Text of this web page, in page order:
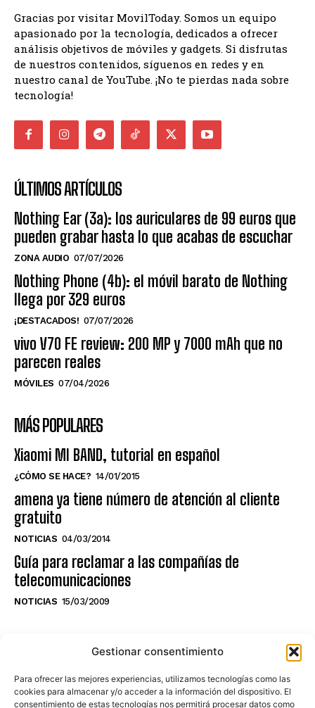
Gestionar consentimiento
Para ofrecer las mejores experiencias, utilizamos tecnologías como las
cookies para almacenar y/o acceder a la información del dispositivo. El
consentimiento de estas tecnologías nos permitirá procesar datos como
Gracias por visitar MovilToday. Somos un equipo
apasionado por la tecnología, dedicados a ofrecer
análisis objetivos de móviles y gadgets. Si disfrutas
de nuestros contenidos, síguenos en redes y en
nuestro canal de YouTube. ¡No te pierdas nada sobre
tecnología!
ÚLTIMOS ARTÍCULOS
Nothing Ear (3a): los auriculares de 99 euros que
pueden grabar hasta lo que acabas de escuchar
ZONA AUDIO 07/07/2026
Nothing Phone (4b): el móvil barato de Nothing
llega por 329 euros
¡DESTACADOS! 07/07/2026
vivo V70 FE review: 200 MP y 7000 mAh que no
parecen reales
MÓVILES 07/04/2026
MÁS POPULARES
Xiaomi MI BAND, tutorial en español
¿CÓMO SE HACE? 14/01/2015
amena ya tiene número de atención al cliente
gratuito
NOTICIAS 04/03/2014
Guía para reclamar a las compañías de
telecomunicaciones
NOTICIAS 15/03/2009
NO TE PIERDAS LO ÚLTIMO DEL CANAL